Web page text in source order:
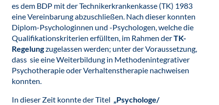
es dem BDP mit der Technikerkrankenkasse (TK) 1983
eine Vereinbarung abzuschließen. Nach dieser konnten
Diplom-Psychologinnen und -Psychologen, welche die
Qualifikationskriterien erfüllten, im Rahmen derTK-
Regelungzugelassen werden; unter der Voraussetzung,
dass sie eine Weiterbildung in Methodenintegrativer
Psychotherapie oder Verhaltenstherapie nachweisen
konnten.
In dieser Zeit konnte der Titel „Psychologe/